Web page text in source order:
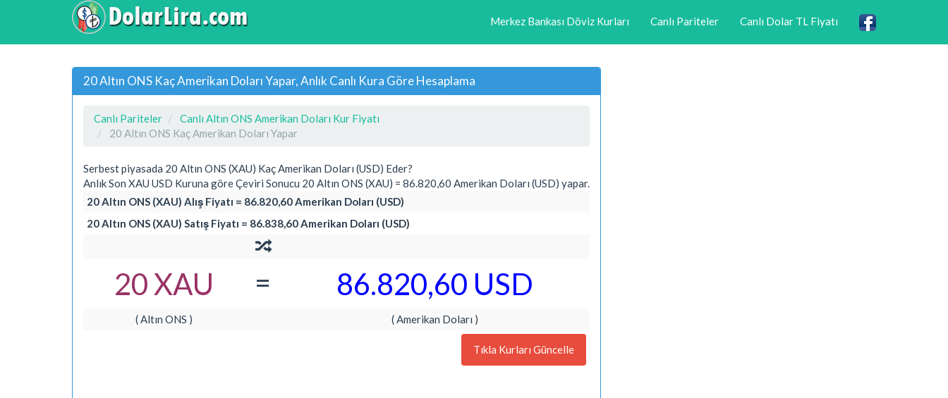
Merkez Bankası Döviz Kurları Canlı Pariteler Canlı Dolar TL Fiyatı
20 Altın ONS Kaç Amerikan Doları Yapar, Anlık Canlı Kura Göre Hesaplama
Canlı Pariteler
Canlı Altın ONS Amerikan Doları Kur Fiyatı
20 Altın ONS Kaç Amerikan Doları Yapar
Serbest piyasada 20 Altın ONS (XAU) Kaç Amerikan Doları (USD) Eder?
Anlık Son XAU USD Kuruna göre Çeviri Sonucu 20 Altın ONS (XAU) = 86.820,60 Amerikan Doları (USD) yapar.
20 Altın ONS (XAU) Alış Fiyatı = 86.820,60 Amerikan Doları (USD)
20 Altın ONS (XAU) Satış Fiyatı = 86.838,60 Amerikan Doları (USD)
20 XAU = 86.820,60 USD
( Altın ONS ) ( Amerikan Doları )
Tıkla Kurları Güncelle